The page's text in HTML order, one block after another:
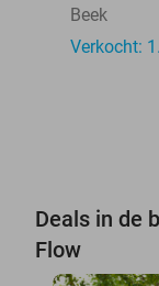
Beek
Verkocht:
Deals in de
Flow